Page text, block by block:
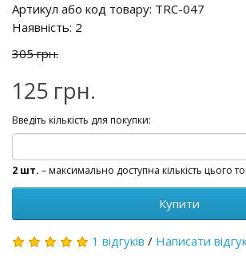
Артикул або код товару: TRC-047
Наявність: 2
305 грн.
125 грн.
Введіть кількість для покупки:
2 шт. – максимально доступна кількість цього
Купити
1 відгуків / Написати